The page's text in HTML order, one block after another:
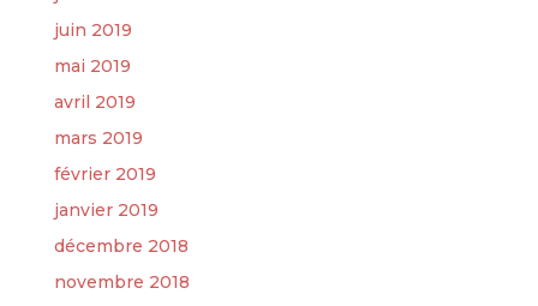
juin 2019
mai 2019
avril 2019
mars 2019
février 2019
janvier 2019
décembre 2018
novembre 2018